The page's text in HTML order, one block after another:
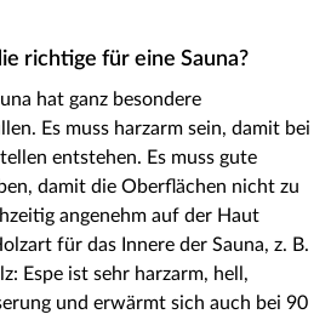
richtige für eine Sauna?
hat ganz besondere
Es muss harzarm sein, damit bei
entstehen. Es muss gute
damit die Oberflächen nicht zu
angenehm auf der Haut
für das Innere der Sauna, z. B.
Espe ist sehr harzarm, hell,
und erwärmt sich auch bei 90